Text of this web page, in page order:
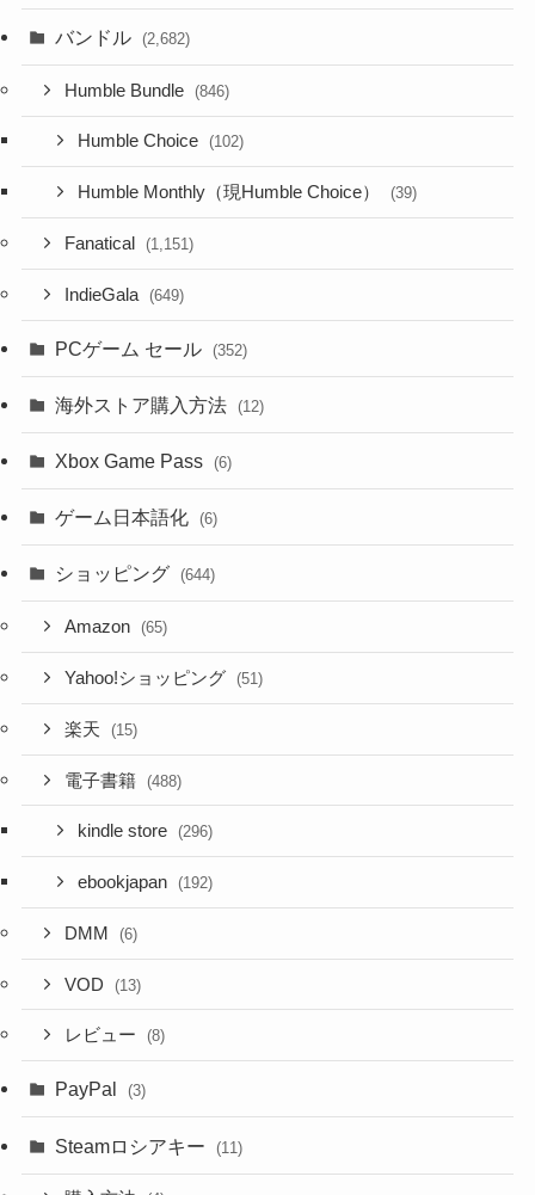
バンドル (2,682)
Humble Bundle (846)
Humble Choice (102)
Humble Monthly（現Humble Choice） (39)
Fanatical (1,151)
IndieGala (649)
PCゲーム セール (352)
海外ストア購入方法 (12)
Xbox Game Pass (6)
ゲーム日本語化 (6)
ショッピング (644)
Amazon (65)
Yahoo!ショッピング (51)
楽天 (15)
電子書籍 (488)
kindle store (296)
ebookjapan (192)
DMM (6)
VOD (13)
レビュー (8)
PayPal (3)
Steamロシアキー (11)